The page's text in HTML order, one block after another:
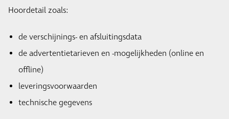
Hoordetail zoals:
de verschijnings- en afsluitingsdata
de advertentietarieven en -mogelijkheden (online en
offline)
leveringsvoorwaarden
technische gegevens